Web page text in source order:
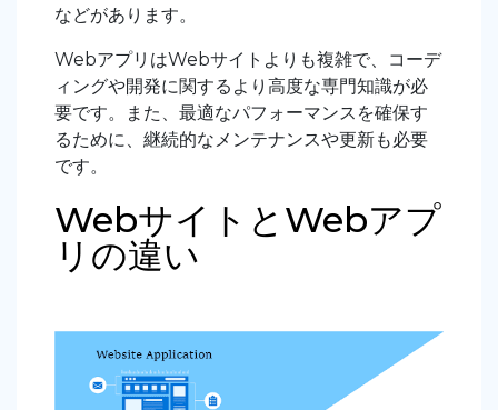
などがあります。
WebアプリはWebサイトよりも複雑で、コーデ
ィングや開発に関するより高度な専門知識が必
要です。また、最適なパフォーマンスを確保す
るために、継続的なメンテナンスや更新も必要
です。
WebサイトとWebアプ
リの違い